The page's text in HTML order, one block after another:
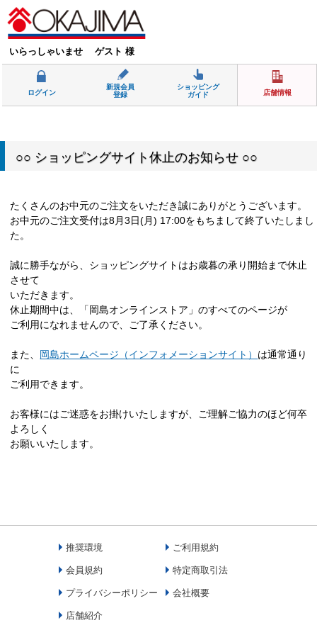
いらっしゃいませ ゲスト 様
ログイン
新規会員
登録
ショッピング
ガイド
店舗情報
○○ ショッピングサイト休止のお知らせ ○○
たくさんのお中元のご注文をいただき誠にありがとうございます。
お中元のご注文受付は8月3日(月) 17:00をもちまして終了いたしまし
た。
誠に勝手ながら、ショッピングサイトはお歳暮の承り開始まで休止
させて
いただきます。
休止期間中は、「岡島オンラインストア」のすべてのページが
ご利用になれませんので、ご了承ください。
また、 岡島ホームページ（インフォメーションサイト） は通常通り
に
ご利用できます。
お客様にはご迷惑をお掛けいたしますが、ご理解ご協力のほど何卒
よろしく
お願いいたします。
推奨環境 ご利用規約
会員規約 特定商取引法
プライバシーポリシー 会社概要
店舗紹介